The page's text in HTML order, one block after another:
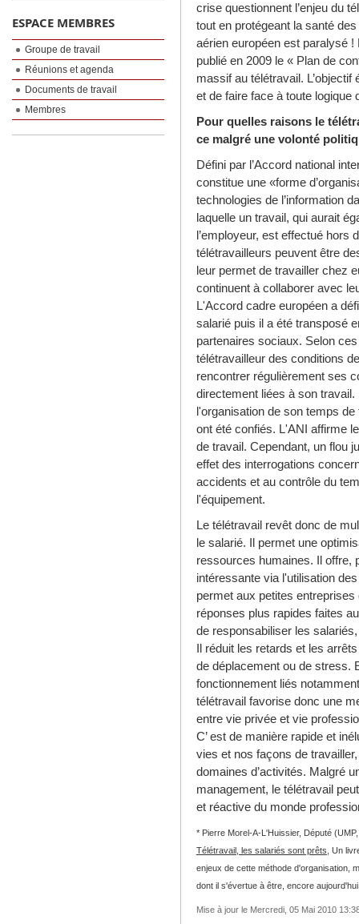
crise questionnent l’enjeu du
tout en protégeant la santé
aérien européen est paralysé
publié en 2009 le « Plan de
massif au télétravail.
et de faire face à toute logique
Pour quelles raisons le
ce malgré une volonté
Défini par l’Accord national
constitue une «forme
technologies de l’information
laquelle un travail, qui aurait
l’employeur, est effectué hors
télétravailleurs peuvent être
leur permet de travailler chez
continuent à collaborer avec
L'Accord cadre européen a
salarié puis il a été transposé
partenaires sociaux. Selon
télétravailleur des conditions
rencontrer régulièrement ses
directement liées à son
l'organisation de son temps
ont été confiés. L'ANI affirme
de travail. Cependant, un flou
effet des interrogations
accidents et au contrôle du
l'équipement.
Le télétravail revêt donc de
le salarié. Il permet une
ressources humaines. Il offre,
intéressante via l'utilisation
permet aux petites
réponses plus rapides faites
de responsabiliser les
Il réduit les retards et les
de déplacement ou de stress.
fonctionnement liés
télétravail favorise donc une
entre vie privée et vie
C’ est de manière rapide et
vies et nos façons de
domaines d’activités. Malgré
management, le télétravail
et réactive du monde
* Pierre Morel-A-L'Huissier, Député
Télétravail, les salariés sont prêts , Un
enjeux de cette méthode d'organisation,
dont il s'évertue à être, encore
Mise à jour le Mercredi, 05 Mai 2010
ESPACE MEMBRES
Groupe de travail
Réunions et agenda
Documents de travail
Membres